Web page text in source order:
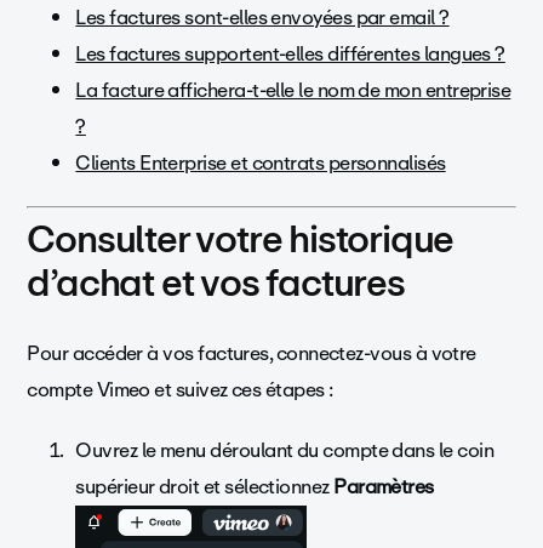
Les factures sont-elles envoyées par email ?
Les factures supportent-elles différentes langues ?
La facture affichera-t-elle le nom de mon entreprise
?
Clients Enterprise et contrats personnalisés
Consulter votre historique
d’achat et vos factures
Pour accéder à vos factures, connectez-vous à votre
compte Vimeo et suivez ces étapes :
Ouvrez le menu déroulant du compte dans le coin
supérieur droit et sélectionnezParamètres